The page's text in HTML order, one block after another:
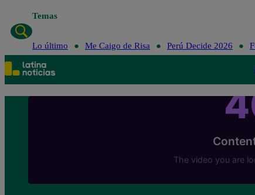
Temas
Lo último Me Caigo de Risa Perú Decide 2026